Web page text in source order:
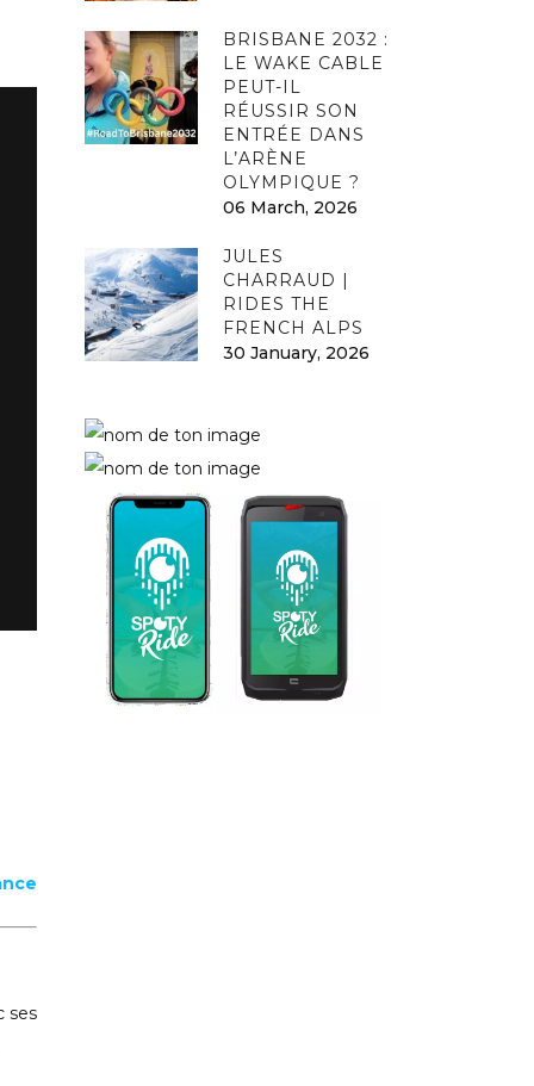
ses
BRISBANE 2032 :
LE WAKE CABLE
PEUT-IL
RÉUSSIR SON
ENTRÉE DANS
L’ARÈNE
OLYMPIQUE ?
06 March, 2026
JULES
CHARRAUD |
RIDES THE
FRENCH ALPS
30 January, 2026